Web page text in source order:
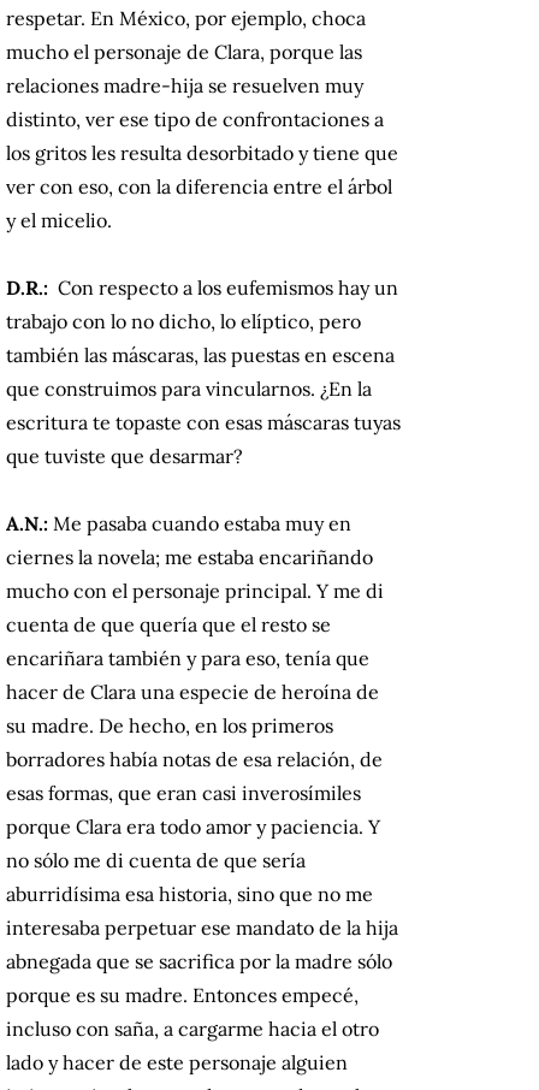
respetar. En México, por ejemplo, choca
mucho el personaje de Clara, porque las
relaciones madre-hija se resuelven muy
distinto, ver ese tipo de confrontaciones a
los gritos les resulta desorbitado y tiene que
ver con eso, con la diferencia entre el árbol
y el micelio.
D.R.: Con respecto a los eufemismos hay un
trabajo con lo no dicho, lo elíptico, pero
también las máscaras, las puestas en escena
que construimos para vincularnos. ¿En la
escritura te topaste con esas máscaras tuyas
que tuviste que desarmar?
A.N.: Me pasaba cuando estaba muy en
ciernes la novela; me estaba encariñando
mucho con el personaje principal. Y me di
cuenta de que quería que el resto se
encariñara también y para eso, tenía que
hacer de Clara una especie de heroína de
su madre. De hecho, en los primeros
borradores había notas de esa relación, de
esas formas, que eran casi inverosímiles
porque Clara era todo amor y paciencia. Y
no sólo me di cuenta de que sería
aburridísima esa historia, sino que no me
interesaba perpetuar ese mandato de la hija
abnegada que se sacrifica por la madre sólo
porque es su madre. Entonces empecé,
incluso con saña, a cargarme hacia el otro
lado y hacer de este personaje alguien